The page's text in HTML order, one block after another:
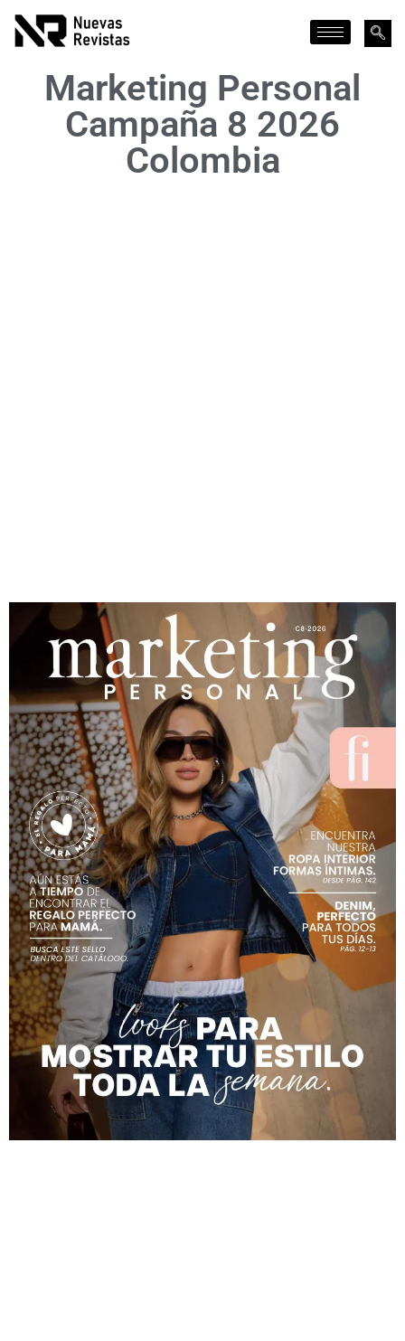
Marketing Personal
Campaña 8 2026
Colombia